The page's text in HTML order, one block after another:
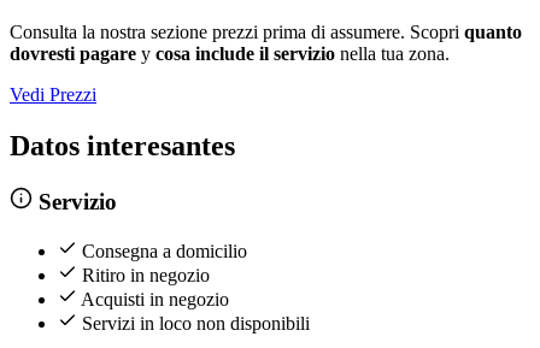
Consulta la nostra sezione prezzi prima di assumere. Scopri quanto
dovresti pagare y cosa include il servizio nella tua zona.
Vedi Prezzi
Datos interesantes
Servizio
Consegna a domicilio
Ritiro in negozio
Acquisti in negozio
Servizi in loco non disponibili